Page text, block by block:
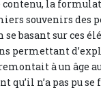
la
souvenirs des
se basant sur ces
permettant
à un âge
qu’il n’a pas pu se